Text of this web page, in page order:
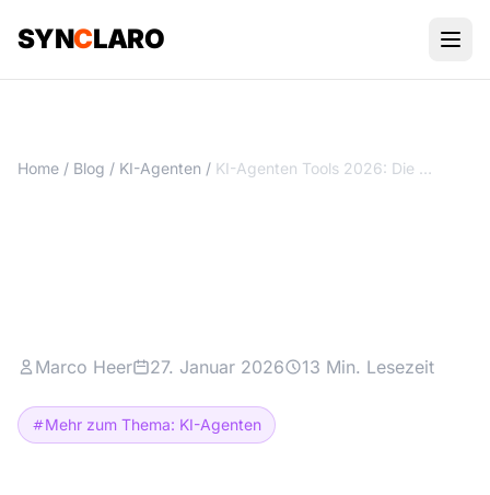
SYNCLARO
Home / Blog / KI-Agenten / KI-Agenten Tools 2026: Die besten Plattformen im Vergleich
Marco Heer 27. Januar 2026 13 Min. Lesezeit
Mehr zum Thema: KI-Agenten